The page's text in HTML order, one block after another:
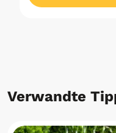
Verwandte